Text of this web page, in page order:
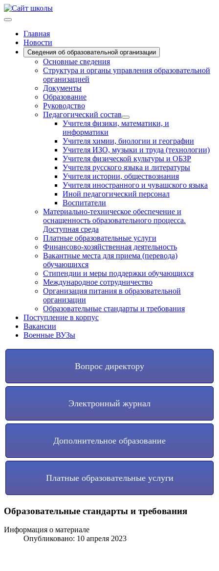
Главная
Новости
Сведения об образовательной организации
Основные сведения
Структура и органы управления образовательной
организацией
Документы
Образование
Руководство
Педагогический состав
Учителя физики, математики, и
информатики
Учителя химии, биологии и географии
Учителя ИЗО, музыки и труда (технологии)
Учителя физической культуры и ОБЗР
Учителя русского языка и литературы
Учителя истории, обществознания
Учителя иностранного и чувашского языка
Иной педагогический персонал
Воспитатели
Материально-техническое обеспечение и
оснащенность образовательного процесса.
Доступная среда
Платные образовательные услуги
Финансово-хозяйственная деятельность
Вакантные места для приема (перевода)
обучающихся
Стипендии и меры поддержки обучающихся
Международное сотрудничество
Организация питания в образовательной
организации
Образовательные стандарты и требования
Поступление в корпус
Вакансии
Военные ВУЗы
Вопрос директору
Электронный журнал
Дополнительное образование
Платные образовательные услуги
Образовательные стандарты и требования
Информация о материале
Опубликовано: 10 апреля 2023